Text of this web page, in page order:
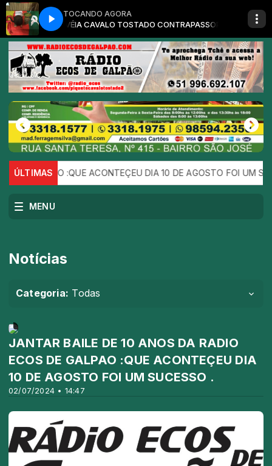
MUSICA CHIMARRÃO E FOGO DE CHÃO com ABRAÃO BORGES
TOCANDO AGORA
PORCA VÉIA CAVALO TOSTADO CONTRAPASSOPORCA VÉIA
ÚLTIMAS
GALPAO :QUE ACONTEÇEU DIA 10 DE AGOSTO FOI UM
MENU
Notícias
Categoria: Todas
02/07/2024 • 14:47
JANTAR BAILE DE 10 ANOS DA RADIO
ECOS DE GALPAO :QUE ACONTEÇEU DIA
10 DE AGOSTO FOI UM SUCESSO .